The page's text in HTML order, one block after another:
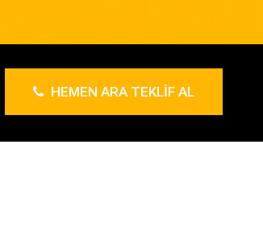
HEMEN ARA TEKLIF AL